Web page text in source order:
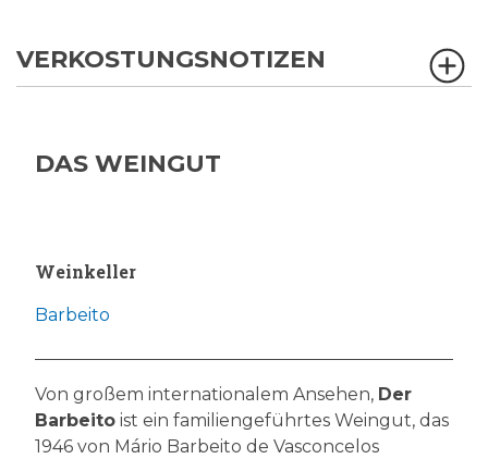
VERKOSTUNGSNOTIZEN
DAS WEINGUT
Weinkeller
Barbeito
Von großem internationalem Ansehen, Der
Barbeito ist ein familiengeführtes Weingut, das
1946 von Mário Barbeito de Vasconcelos